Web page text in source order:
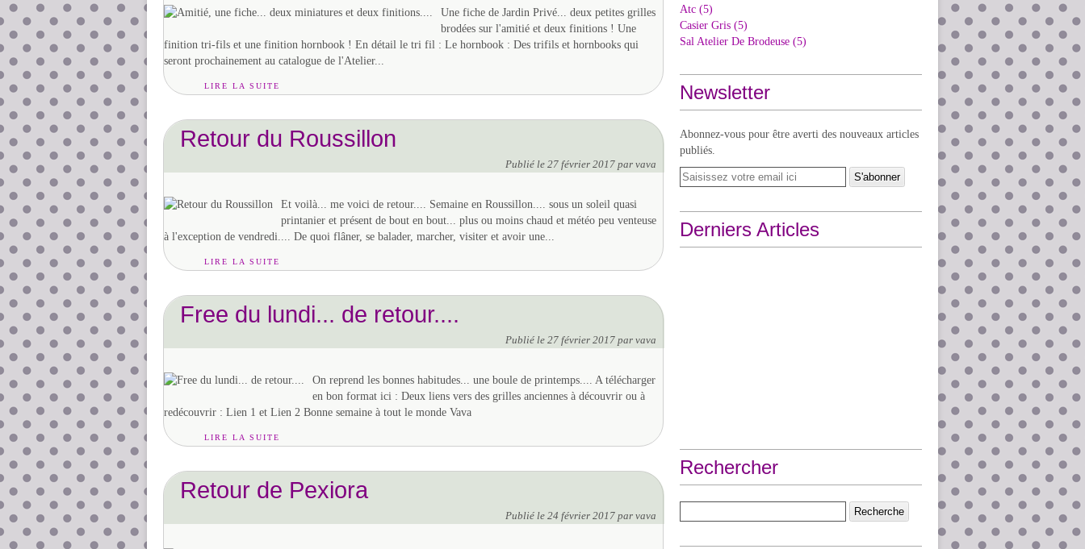
Une fiche de Jardin Privé... deux petites grilles
brodées sur l'amitié et deux finitions ! Une
finition tri-fils et une finition hornbook ! En détail le tri fil : Le hornbook : Des trifils et hornbooks qui
seront prochainement au catalogue de l'Atelier...
LIRE LA SUITE
Retour du Roussillon
Publié le 27 février 2017 par vava
Et voilà... me voici de retour.... Semaine en Roussillon.... sous un soleil quasi
printanier et présent de bout en bout... plus ou moins chaud et météo peu venteuse
à l'exception de vendredi.... De quoi flâner, se balader, marcher, visiter et avoir une...
LIRE LA SUITE
Free du lundi... de retour....
Publié le 27 février 2017 par vava
On reprend les bonnes habitudes... une boule de printemps.... A télécharger
en bon format ici : Deux liens vers des grilles anciennes à découvrir ou à
redécouvrir : Lien 1 et Lien 2 Bonne semaine à tout le monde Vava
LIRE LA SUITE
Retour de Pexiora
Publié le 24 février 2017 par vava
Atc (5)
Casier Gris (5)
Sal Atelier De Brodeuse (5)
Newsletter
Abonnez-vous pour être averti des nouveaux articles
publiés.
Derniers Articles
Rechercher